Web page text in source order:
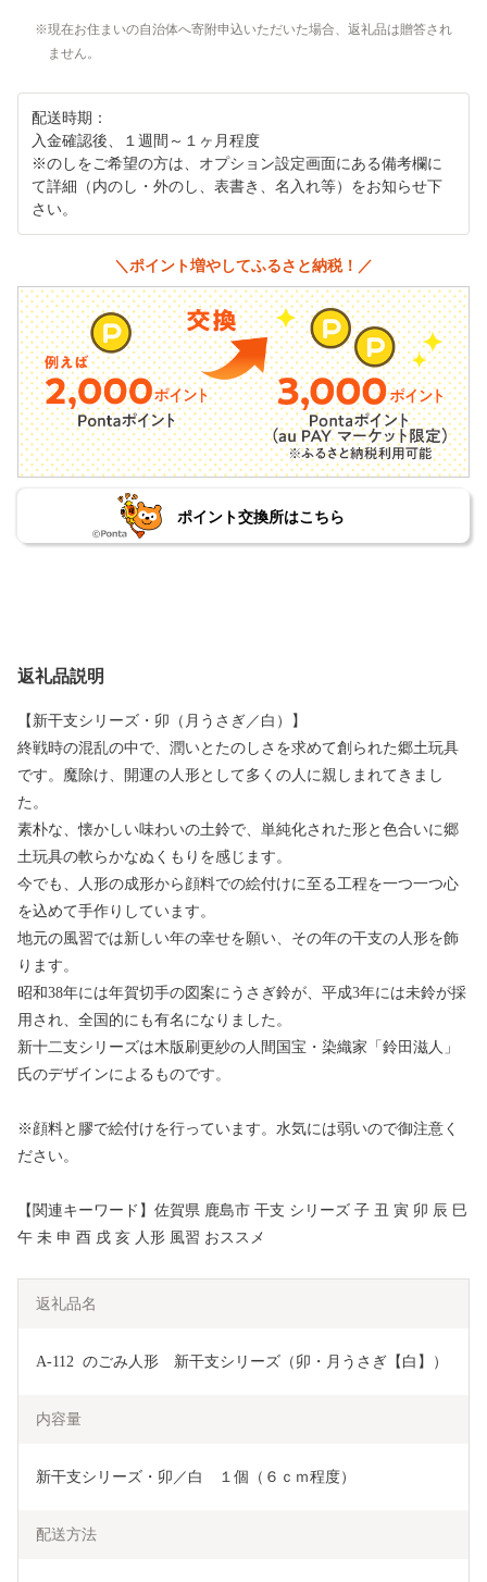
現在お住まいの自治体へ寄附申込いただいた場合、返礼品は贈答され
ません。
配送時期：
入金確認後、１週間～１ヶ月程度
※のしをご希望の方は、オプション設定画面にある備考欄に
て詳細（内のし・外のし、表書き、名入れ等）をお知らせ下
さい。
＼ポイント増やしてふるさと納税！／
ポイント交換所はこちら
返礼品説明
【新干支シリーズ・卯（月うさぎ／白）】
終戦時の混乱の中で、潤いとたのしさを求めて創られた郷土玩具
です。魔除け、開運の人形として多くの人に親しまれてきまし
た。
素朴な、懐かしい味わいの土鈴で、単純化された形と色合いに郷
土玩具の軟らかなぬくもりを感じます。
今でも、人形の成形から顔料での絵付けに至る工程を一つ一つ心
を込めて手作りしています。
地元の風習では新しい年の幸せを願い、その年の干支の人形を飾
ります。
昭和38年には年賀切手の図案にうさぎ鈴が、平成3年には未鈴が採
用され、全国的にも有名になりました。
新十二支シリーズは木版刷更紗の人間国宝・染織家「鈴田滋人」
氏のデザインによるものです。
※顔料と膠で絵付けを行っています。水気には弱いので御注意く
ださい。​
【関連キーワード】佐賀県 鹿島市 干支 シリーズ 子 丑 寅 卯 辰 巳
午 未 申 酉 戌 亥 人形 風習 おススメ
返礼品名
A-112  のごみ人形　新干支シリーズ（卯・月うさぎ【白】）
内容量
新干支シリーズ・卯／白　１個（６ｃｍ程度）
配送方法